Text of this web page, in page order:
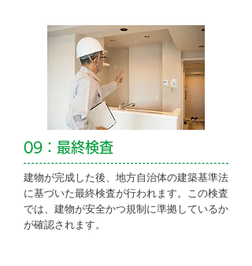
09：最終検査
建物が完成した後、地方自治体の建築基準法
に基づいた最終検査が行われます。この検査
では、建物が安全かつ規制に準拠しているか
が確認されます。